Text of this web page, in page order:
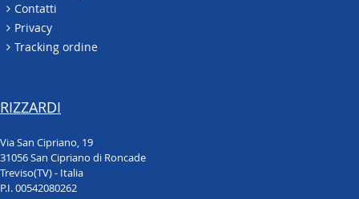
Contatti
Privacy
Tracking ordine
RIZZARDI
Via San Cipriano, 19
31056 San Cipriano di Roncade
Treviso(TV) - Italia
P.I. 00542080262